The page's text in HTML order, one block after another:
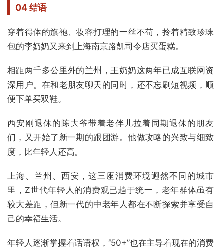
04 结语
穿着得体的旗袍、妆容打理的一丝不苟，拎着精致珍珠
包的李奶奶又来到上海南京路凯司令店买蛋糕。
相距两千多公里外的兰州，王奶奶这两年已成互联网资
深用户。在和老朋友聊天的同时，还不忘刷短视频，顺
便下单买双鞋。
西安刚退休的陈大爷带着老伴儿拉着同期退休的朋友
们，又开始了新一期的跟团游。他做攻略的兴致与细致
度，比年轻人还高。
上海、兰州、西安，这三座消费环境迥然不同的城市
里，Z世代年轻人的消费观已趋于统一，老年群体虽有
较大差距，但新一代的中老年人都在不断探索并享受自
己的幸福生活。
年轻人逐渐掌握着话语权，“50+”也在主导着现在的消费